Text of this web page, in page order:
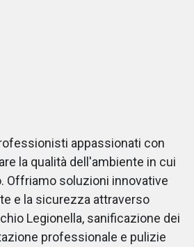
appassionati con
la qualità dell'ambiente in cui
Offriamo soluzioni innovative
e la sicurezza attraverso
Legionella, sanificazione dei
professionale e pulizie